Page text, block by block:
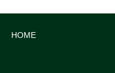
HOME